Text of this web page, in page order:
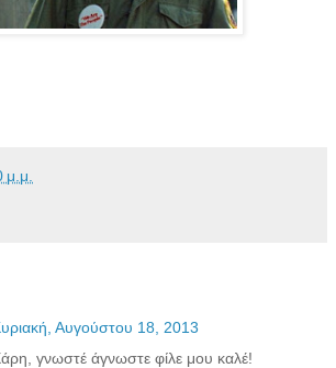
μ.μ.
Αυγούστου 18, 2013
γνωστέ άγνωστε φίλε μου καλέ!